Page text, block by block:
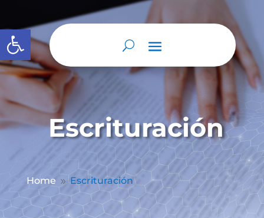
Abrir barra de herramientas
Escrituración
Home 9 Escrituración